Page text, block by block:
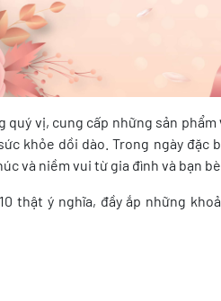
quý vị, cung cấp những sản phẩm
khỏe dồi dào. Trong ngày đặc
và niềm vui từ gia đình và bạn bè.
thật ý nghĩa, đầy ắp những